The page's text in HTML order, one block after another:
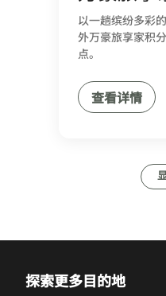
以一趟缤纷多彩
外万豪旅享家积
点。
查看详情
探索更多目的地